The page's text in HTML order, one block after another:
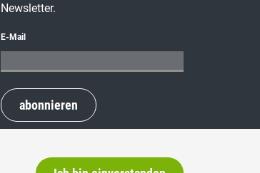
Newsletter.
E-Mail
abonnieren